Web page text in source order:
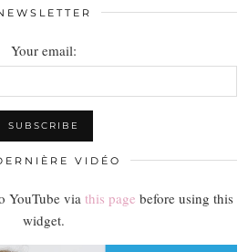
Your email:
VIDÉO
YouTube via this page before using this
widget.